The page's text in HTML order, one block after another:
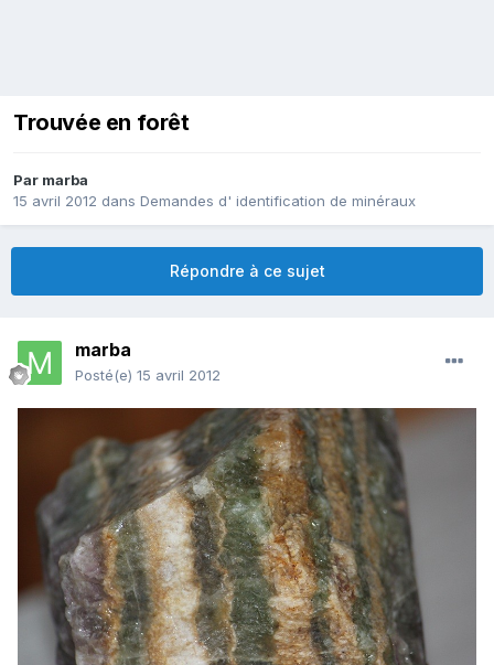
Trouvée en forêt
Par marba
15 avril 2012 dans Demandes d' identification de minéraux
Répondre à ce sujet
marba
Posté(e) 15 avril 2012